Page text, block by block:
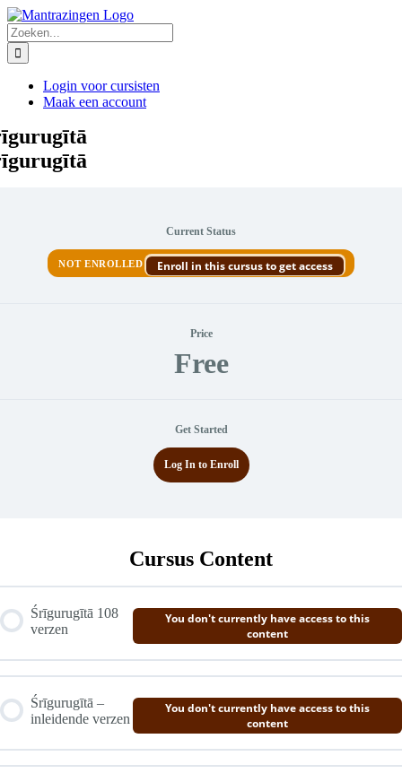
Ga
naar
inhoud
Zoeken
naar:
Login voor cursisten
Maak een account
Current Status
NOT ENROLLED Enroll in this cursus to get access
Price
Free
Get Started
Log In to Enroll
Cursus Content
Śrīgurugītā 108
verzen
You don't currently have access to this
content
Śrīgurugītā –
inleidende verzen
You don't currently have access to this
content